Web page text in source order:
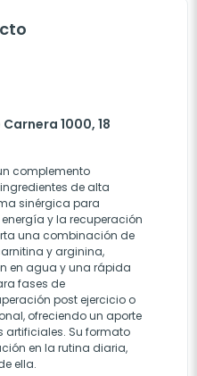
1000, 18
complemento
de alta
sinérgica para
y la recuperación
una combinación de
y arginina,
en agua y una rápida
fases de
post ejercicio o
ofreciendo un aporte
artificiales. Su formato
en la rutina diaria,
ella.